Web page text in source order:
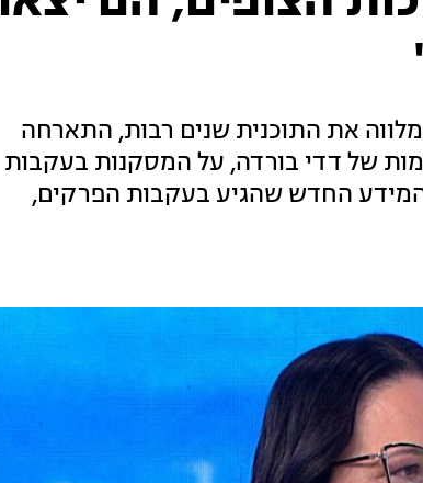
את התוכנית שנים רבות, התארחה
של דדי בורדה, על המסקנות בעקבות
המידע החדש שהגיע בעקבות הפרקים,